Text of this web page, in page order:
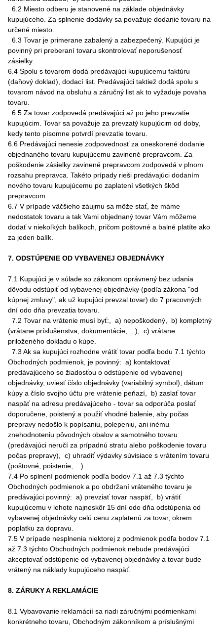
6.2 Miesto odberu je stanovené na základe objednávky
kupujúceho. Za splnenie dodávky sa považuje dodanie tovaru na
určené miesto.
6.3 Tovar je primerane zabalený a zabezpečený. Kupujúci je
povinný pri preberaní tovaru skontrolovať neporušenosť
zásielky.
6.4 Spolu s tovarom dodá predávajúci kupujúcemu faktúru
(daňový doklad), dodací list. Predávajúci taktiež dodá spolu s
tovarom návod na obsluhu a záručný list ak to vyžaduje povaha
tovaru.
6.5 Za tovar zodpovedá predávajúci až po jeho prevzatie
kupujúcim. Tovar sa považuje za prevzatý kupujúcim od doby,
kedy tento písomne potvrdí prevzatie tovaru.
6.6 Predávajúci nenesie zodpovednosť za oneskorené dodanie
objednaného tovaru kupujúcemu zavinené prepravcom. Za
poškodenie zásielky zavinené prepravcom zodpovedá v plnom
rozsahu prepravca. Takéto prípady rieši predávajúci dodaním
nového tovaru kupujúcemu po zaplatení všetkých škôd
prepravcom.
6.7 V prípade väčšieho záujmu sa môže stať, že máme
nedostatok tovaru a tak Vami objednaný tovar Vám môžeme
dodať v niekoľkých balíkoch, pričom poštovné a balné platíte ako
za jeden balík.
7. ODSTÚPENIE OD VYBAVENEJ OBJEDNÁVKY
7.1 Kupujúci je v súlade so zákonom oprávnený bez udania
dôvodu odstúpiť od vybavenej objednávky (podľa zákona "od
kúpnej zmluvy", ak už kupujúci prevzal tovar) do 7 pracovných
dní odo dňa prevzatia tovaru.
7.2 Tovar na vrátenie musí byť:, a) nepoškodený, b) kompletný
(vrátane príslušenstva, dokumentácie, ...), c) vrátane
priloženého dokladu o kúpe.
7.3 Ak sa kupujúci rozhodne vrátiť tovar podľa bodu 7.1 týchto
Obchodných podmienok, je povinný: a) kontaktovať
predávajúceho so žiadosťou o odstúpenie od vybavenej
objednávky, uviesť číslo objednávky (variabilný symbol), dátum
kúpy a číslo svojho účtu pre vrátenie peňazí, b) zaslať tovar
naspäť na adresu predávajúceho - tovar sa odporúča poslať
doporučene, poistený a použiť vhodné balenie, aby počas
prepravy nedošlo k popísaniu, polepeniu, ani inému
znehodnoteniu pôvodných obalov a samotného tovaru
(predávajúci neručí za prípadnú stratu alebo poškodenie tovaru
počas prepravy), c) uhradiť výdavky súvisiace s vrátením tovaru
(poštovné, poistenie, ...).
7.4 Po splnení podmienok podľa bodov 7.1 až 7.3 týchto
Obchodných podmienok a po obdržaní vráteného tovaru je
predávajúci povinný: a) prevziať tovar naspäť, b) vrátiť
kupujúcemu v lehote najneskôr 15 dní odo dňa odstúpenia od
vybavenej objednávky celú cenu zaplatenú za tovar, okrem
poplatku za dopravu.
7.5 V prípade nesplnenia niektorej z podmienok podľa bodov 7.1
až 7.3 týchto Obchodných podmienok nebude predávajúci
akceptovať odstúpenie od vybavenej objednávky a tovar bude
vrátený na náklady kupujúceho naspäť.
8. ZÁRUKY A REKLAMÁCIE
8.1 Vybavovanie reklamácií sa riadi záručnými podmienkami
konkrétneho tovaru, Obchodným zákonníkom a príslušnými